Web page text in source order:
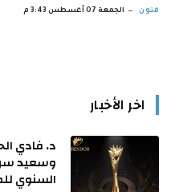
فنون الجمعة 07 أغسطس 3:43 م
اخر الأخبار
د. فادي
وسعيد
السنوي